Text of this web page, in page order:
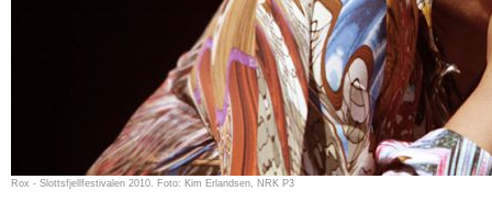
Rox - Slottsfjellfestivalen 2010. Foto: Kim Erlandsen, NRK P3